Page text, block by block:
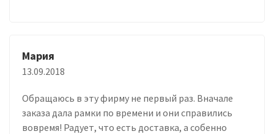
Мария
13.09.2018
Обращаюсь в эту фирму не первый раз. Вначале
заказа дала рамки по времени и они справились
вовремя! Радует, что есть доставка, а собенно